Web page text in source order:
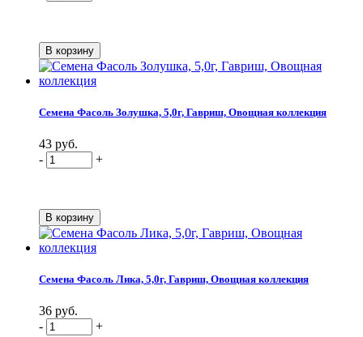
Семена Фасоль Золушка, 5,0г, Гавриш, Овощная коллекция
43 руб.
-
+
Семена Фасоль Лика, 5,0г, Гавриш, Овощная коллекция
36 руб.
-
+